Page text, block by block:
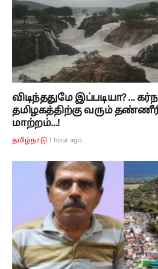
விடிந்ததுமே இப்படியா? ...
தமிழகத்திற்கு வரும்
மாற்றம்...!
தமிழ்நாடு 1 hour ago